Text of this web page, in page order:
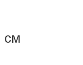
см